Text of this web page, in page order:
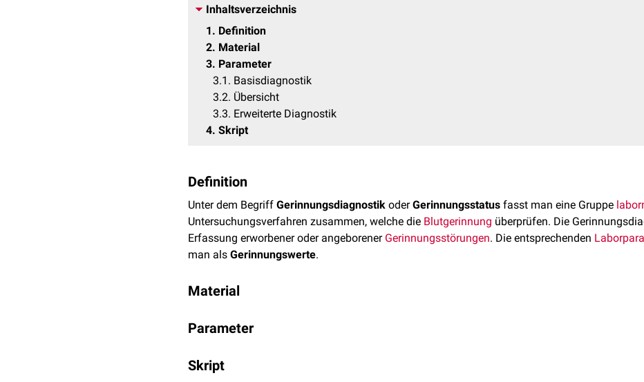
Inhaltsverzeichnis
1
Definition
2 Material
3 Parameter
3.1
Basisdiagnostik
3.2 Übersicht
3.3 Erweiterte Diagnostik
4 Skript
Definition
Unter dem Begriff Gerinnungsdiagnostik oderGerinnungsstatus fasst man eine Gruppe
Untersuchungsverfahren zusammen, welche die Blutgerinnung überprüfen. Die
Erfassung erworbener oder angeborener Gerinnungsstörungen. Die entsprechenden
man als Gerinnungswerte.
Material
Parameter
Basisdiagnostik
Skript